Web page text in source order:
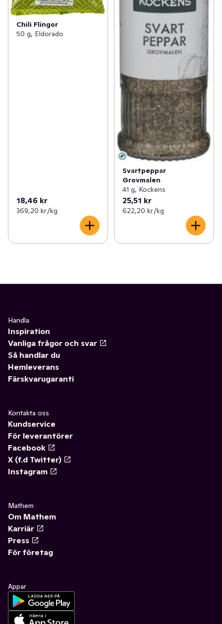
Chili Flingor
50 g, Eldorado
18,46 kr
369,20 kr /kg
Svartpeppar
Grovmalen
41 g, Kockens
25,51 kr
622,20 kr /kg
Handla
Inspiration
Vanliga frågor och svar
Så handlar du
Hemleverans
Färskvarugaranti
Kontakta oss
Kundservice
För leverantörer
Facebook
X (f.d Twitter)
Instagram
Mathem
Om Mathem
Karriär
Press
För företag
Appar